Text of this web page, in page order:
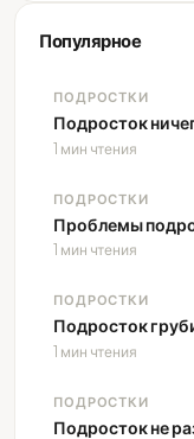
Популярное
ПОДРОСТКИ
Подросток
1 мин чтения
ПОДРОСТКИ
Проблемы
1 мин чтения
ПОДРОСТКИ
Подросток
1 мин чтения
ПОДРОСТКИ
Подросток не